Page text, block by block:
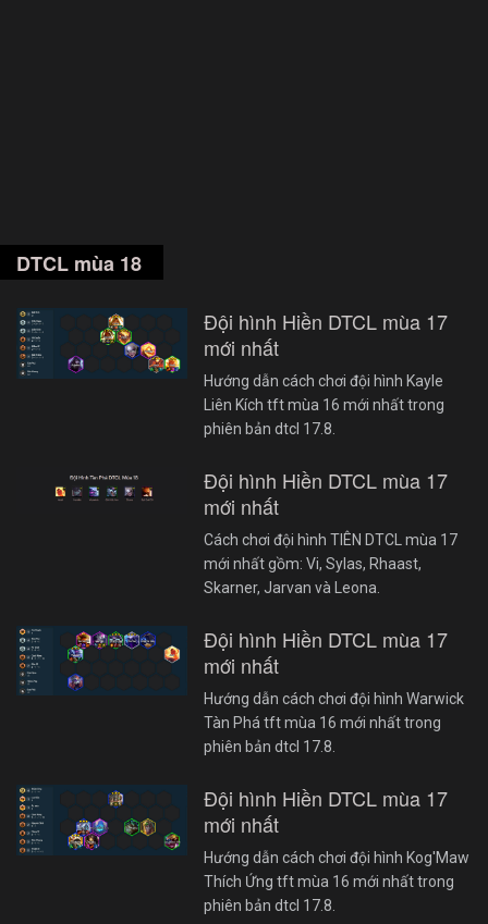
DTCL mùa 18
Đội hình Hiền DTCL mùa 17
mới nhất
Hướng dẫn cách chơi đội hình Kayle
Liên Kích tft mùa 16 mới nhất trong
phiên bản dtcl 17.8.
Đội hình Hiền DTCL mùa 17
mới nhất
Cách chơi đội hình TIÊN DTCL mùa 17
mới nhất gồm: Vi, Sylas, Rhaast,
Skarner, Jarvan và Leona.
Đội hình Hiền DTCL mùa 17
mới nhất
Hướng dẫn cách chơi đội hình Warwick
Tàn Phá tft mùa 16 mới nhất trong
phiên bản dtcl 17.8.
Đội hình Hiền DTCL mùa 17
mới nhất
Hướng dẫn cách chơi đội hình Kog'Maw
Thích Ứng tft mùa 16 mới nhất trong
phiên bản dtcl 17.8.